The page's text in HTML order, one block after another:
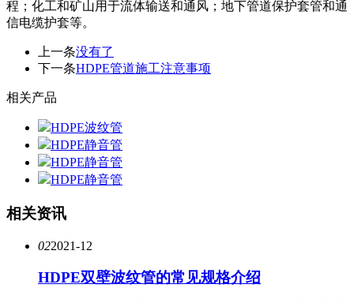
程；化工和矿山用于流体输送和通风；地下管道保护套管和通
信电缆护套等。
上一条没有了
下一条HDPE管道施工注意事项
相关产品
HDPE波纹管
HDPE静音管
HDPE静音管
HDPE静音管
相关资讯
022021-12
HDPE双壁波纹管的常见规格介绍